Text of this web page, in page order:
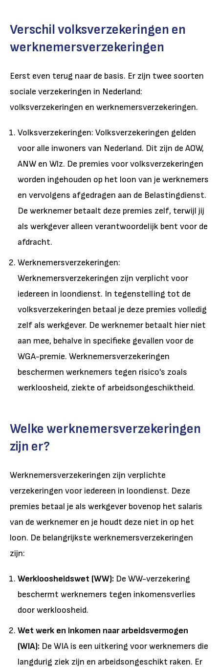
Verschil volksverzekeringen en
werknemersverzekeringen
Eerst even terug naar de basis. Er zijn twee soorten
sociale verzekeringen in Nederland:
volksverzekeringen en werknemersverzekeringen.
Volksverzekeringen: Volksverzekeringen gelden
voor alle inwoners van Nederland. Dit zijn de AOW,
ANW en Wlz. De premies voor volksverzekeringen
worden ingehouden op het loon van je werknemers
en vervolgens afgedragen aan de Belastingdienst.
De werknemer betaalt deze premies zelf, terwijl jij
als werkgever alleen verantwoordelijk bent voor de
afdracht.
Werknemersverzekeringen:
Werknemersverzekeringen zijn verplicht voor
iedereen in loondienst. In tegenstelling tot de
volksverzekeringen betaal je deze premies volledig
zelf als werkgever. De werknemer betaalt hier niet
aan mee, behalve in specifieke gevallen voor de
WGA-premie. Werknemersverzekeringen
beschermen werknemers tegen risico's zoals
werkloosheid, ziekte of arbeidsongeschiktheid.
Welke werknemersverzekeringen
zijn er?
Werknemersverzekeringen zijn verplichte
verzekeringen voor iedereen in loondienst. Deze
premies betaal je als werkgever bovenop het salaris
van de werknemer en je houdt deze niet in op het
loon. De belangrijkste werknemersverzekeringen
zijn:
Werkloosheidswet (WW): De WW-verzekering
beschermt werknemers tegen inkomensverlies
door werkloosheid.
Wet werk en inkomen naar arbeidsvermogen
(WIA): De WIA is een uitkering voor werknemers die
langdurig ziek zijn en arbeidsongeschikt raken. Er